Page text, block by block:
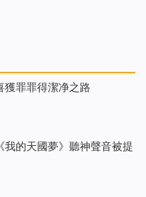
獲罪罪得潔净之路
我的天國夢》聽神聲音被提